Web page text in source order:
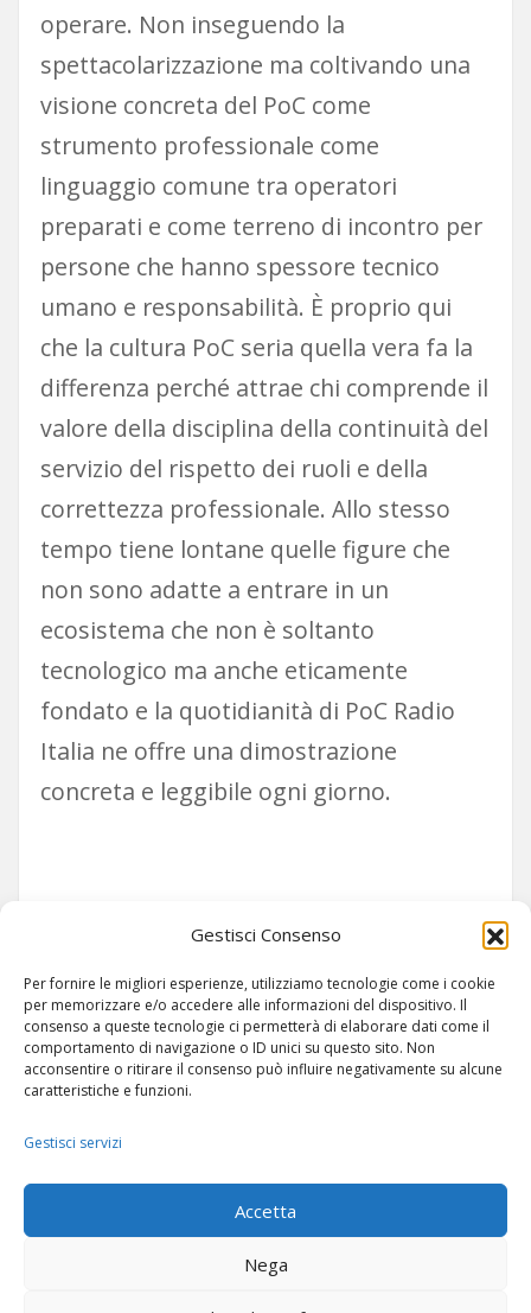
Gestisci Consenso
Per fornire le migliori esperienze, utilizziamo tecnologie come i cookie
per memorizzare e/o accedere alle informazioni del dispositivo. Il
consenso a queste tecnologie ci permetterà di elaborare dati come il
comportamento di navigazione o ID unici su questo sito. Non
acconsentire o ritirare il consenso può influire negativamente su alcune
caratteristiche e funzioni.
Gestisci servizi
Accetta
Nega
operare. Non inseguendo la
spettacolarizzazione ma coltivando una
visione concreta del PoC come
strumento professionale come
linguaggio comune tra operatori
preparati e come terreno di incontro per
persone che hanno spessore tecnico
umano e responsabilità. È proprio qui
che la cultura PoC seria quella vera fa la
differenza perché attrae chi comprende il
valore della disciplina della continuità del
servizio del rispetto dei ruoli e della
correttezza professionale. Allo stesso
tempo tiene lontane quelle figure che
non sono adatte a entrare in un
ecosistema che non è soltanto
tecnologico ma anche eticamente
fondato e la quotidianità di PoC Radio
Italia ne offre una dimostrazione
concreta e leggibile ogni giorno.
Siamo su TELEGRAM!
ARTICOLI-SITEMAP